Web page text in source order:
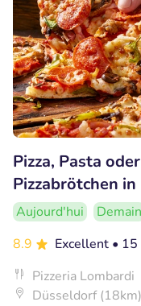
Pizza, Pasta
Pizzabrötchen
Aujourd'hui Demain
8.9
Excellent •
Pizzeria Lombardi
Düsseldorf (18km)